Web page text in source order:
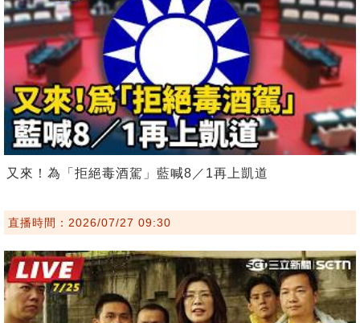
又來！為「拒絕毒酒駕」藍喊8／1再上凱道
直播時間：2026/07/27 09:30